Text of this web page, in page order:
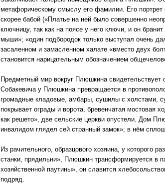
метафорическому смыслу его фамилии. Его
скорее бабой («Платье на ней было совершенно
ключницу, так как на поясе у него ключи, и он
мыши»; «один подбородок только выступал очень
засаленном и замасленном халате «вместо двух
становится нарицательным обозначением
Предметный мир вокруг Плюшкина свидетельствует
Собакевича у Плюшкина превращается в
громадные кладовые, амбары, сушилы с холстами,
покрывает ограды и ворота, бревенчатая мостовая
как решето», две сельские церкви опустели. Дом
инвалидом глядел сей странный замок»; в нём
Из рачительного, образцового хозяина, у
станки, прядильни», Плюшкин трансформируется в
хозяйственной паутины», он славится
подряд.